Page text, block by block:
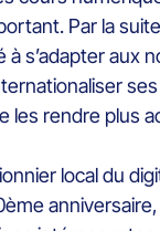
Par la
s’adapter aux
les rendre plus
local du